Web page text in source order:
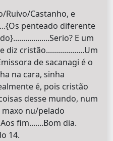
Ruivo/Castanho, e
penteado diferente
E um
diz cristão...................Um
de sacanagi é o
na cara, sinha
é, pois cristão
desse mundo, num
nu/pelado
fim.......Bom dia.
14.